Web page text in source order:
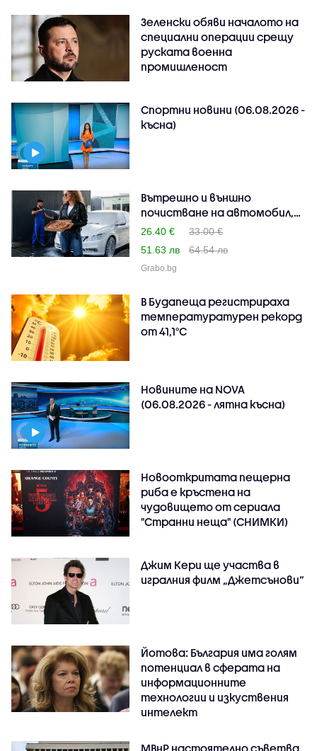
Зеленски обяви началото на
специални операции срещу
руската военна
промишленост
Спортни новини (06.08.2026 -
късна)
Вътрешно и външно
почистване на автомобил,
п..
26.40 €
33.00 €
51.63 лв
64.54 лв
Grabo.bg
В Будапеща регистрираха
температуратурен рекорд
от 41,1°C
Новините на NOVA
(06.08.2026 - лятна късна)
Новооткритата пещерна
риба е кръстена на
чудовището от сериала
"Странни неща" (СНИМКИ)
Джим Кери ще участва в
игралния филм „Джетсънови“
Йотова: България има голям
потенциал в сферата на
информационните
технологии и изкуствения
интелект
МВнР настоятелно съветва